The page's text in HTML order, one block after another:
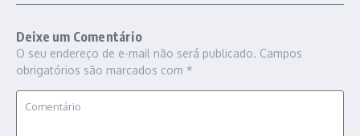
Deixe um Comentário
O seu endereço de e-mail não será publicado. Campos
obrigatórios são marcados com *